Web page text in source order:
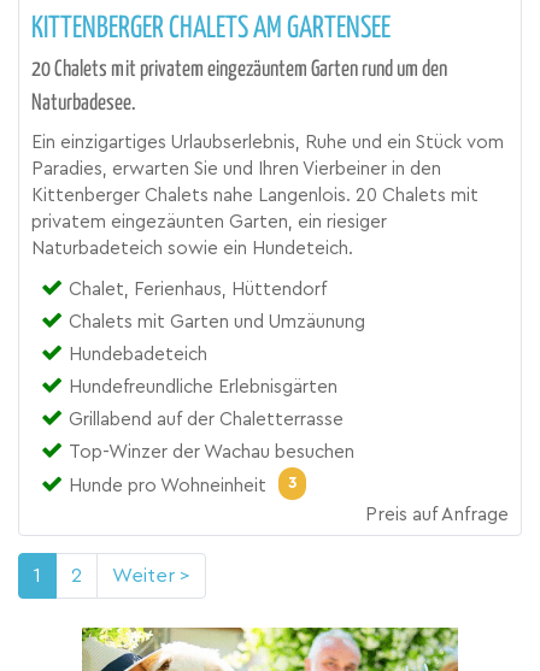
KITTENBERGER CHALETS AM GARTENSEE
20 Chalets mit privatem eingezäuntem Garten rund um den
Naturbadesee.
Ein einzigartiges Urlaubserlebnis, Ruhe und ein Stück vom
Paradies, erwarten Sie und Ihren Vierbeiner in den
Kittenberger Chalets nahe Langenlois. 20 Chalets mit
privatem eingezäunten Garten, ein riesiger
Naturbadeteich sowie ein Hundeteich.
Chalet, Ferienhaus, Hüttendorf
Chalets mit Garten und Umzäunung
Hundebadeteich
Hundefreundliche Erlebnisgärten
Grillabend auf der Chaletterrasse
Top-Winzer der Wachau besuchen
Hunde pro Wohneinheit
3
Preis auf Anfrage
1 2 Weiter >